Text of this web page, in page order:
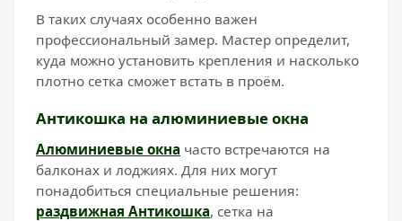
В таких случаях особенно важен
профессиональный замер. Мастер определит,
куда можно установить крепления и насколько
плотно сетка сможет встать в проём.
Антикошка на алюминиевые окна
Алюминиевые окна часто встречаются на
балконах и лоджиях. Для них могут
понадобиться специальные решения:
раздвижная Антикошка, сетка на